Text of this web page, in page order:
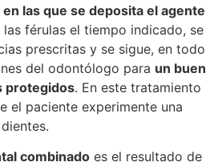
las que se deposita el agente
las férulas el tiempo indicado, se
prescritas y se sigue, en todo
del odontólogo para un buen
protegidos. En este tratamiento
el paciente experimente una
combinado es el resultado de